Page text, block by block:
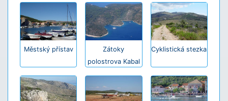
Městský přístav
Zátoky
polostrova Kabal
Cyklistická stezka